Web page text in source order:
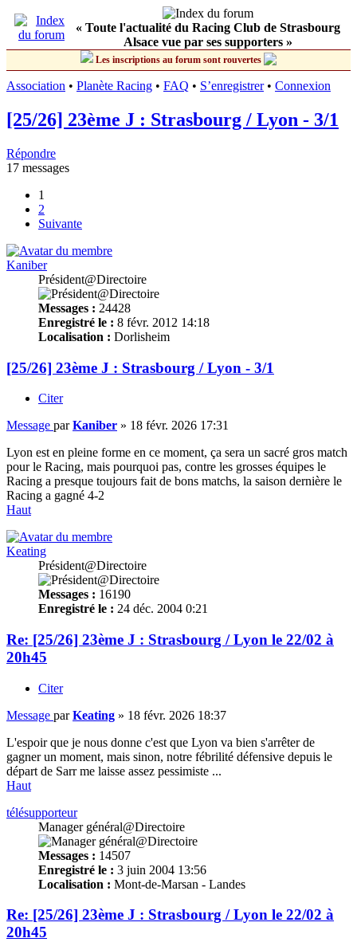
« Toute l'actualité du Racing Club de Strasbourg
Alsace vue par ses supporters »
Les inscriptions au forum sont rouvertes
Association • Planète Racing • FAQ • S’enregistrer• Connexion
[25/26] 23ème J : Strasbourg / Lyon - 3/1
Répondre
17 messages
1
2
Suivante
Kaniber
Président@Directoire
Messages : 24428
Enregistré le : 8 févr. 2012 14:18
Localisation : Dorlisheim
[25/26] 23ème J : Strasbourg / Lyon - 3/1
Citer
Message parKaniber » 18 févr. 2026 17:31
Lyon est en pleine forme en ce moment, ça sera un sacré gros match
pour le Racing, mais pourquoi pas, contre les grosses équipes le
Racing a presque toujours fait de bons matchs, la saison dernière le
Racing a gagné 4-2
Haut
Keating
Président@Directoire
Messages : 16190
Enregistré le : 24 déc. 2004 0:21
Re: [25/26] 23ème J : Strasbourg / Lyon le 22/02 à
20h45
Citer
Message parKeating » 18 févr. 2026 18:37
L'espoir que je nous donne c'est que Lyon va bien s'arrêter de
gagner un moment, mais sinon, notre fébrilité défensive depuis le
départ de Sarr me laisse assez pessimiste ...
Haut
télésupporteur
Manager général@Directoire
Messages : 14507
Enregistré le : 3 juin 2004 13:56
Localisation : Mont-de-Marsan - Landes
Re: [25/26] 23ème J : Strasbourg / Lyon le 22/02 à
20h45